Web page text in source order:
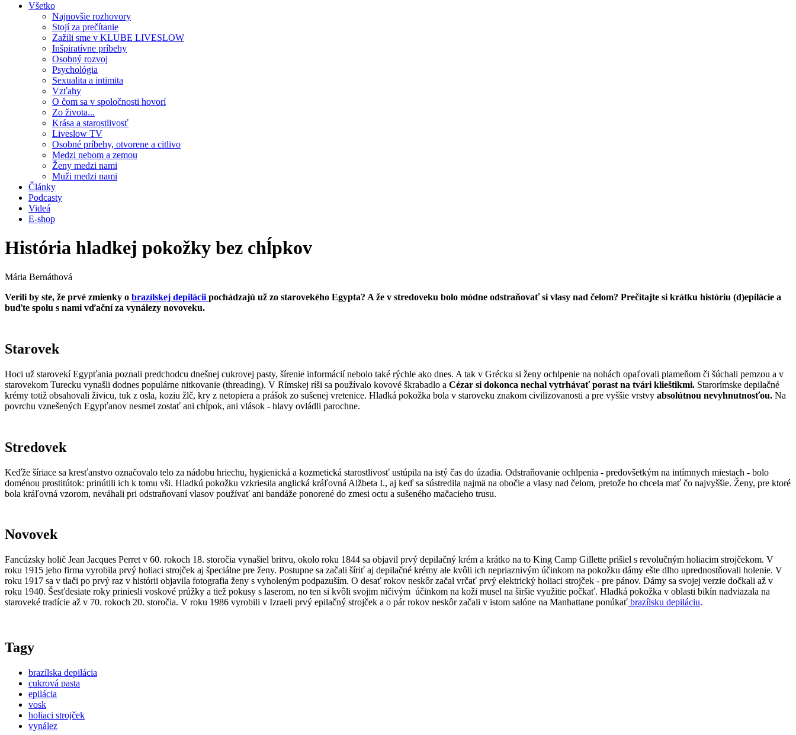
Všetko
Najnovšie rozhovory
Stojí za prečítanie
Zažili sme v KLUBE LIVESLOW
Inšpiratívne príbehy
Osobný rozvoj
Psychológia
Sexualita a intimita
Vzťahy
O čom sa v spoločnosti hovorí
Zo života...
Krása a starostlivosť
Liveslow TV
Osobné príbehy, otvorene a citlivo
Medzi nebom a zemou
Ženy medzi nami
Muži medzi nami
Články
Podcasty
Videá
E-shop
História hladkej pokožky bez chĺpkov
Mária Bernáthová
Verili by ste, že prvé zmienky o brazílskej depilácii pochádzajú už zo starovekého Egypta? A že v stredoveku bolo módne odstraňovať si vlasy nad čelom? Prečítajte si krátku históriu (d)epilácie a
buďte spolu s nami vďační za vynálezy novoveku.
Starovek
Hoci už starovekí Egypťania poznali predchodcu dnešnej cukrovej pasty, šírenie informácií nebolo také rýchle ako dnes. A tak v Grécku si ženy ochlpenie na nohách opaľovali plameňom či šúchali pemzou a v
starovekom Turecku vynašli dodnes populárne nitkovanie (threading). V Rímskej ríši sa používalo kovové škrabadlo a Cézar si dokonca nechal vytrhávať porast na tvári klieštikmi. Starorímske depilačné
krémy totiž obsahovali živicu, tuk z osla, koziu žlč, krv z netopiera a prášok zo sušenej vretenice. Hladká pokožka bola v staroveku znakom civilizovanosti a pre vyššie vrstvy absolútnou nevyhnutnosťou. Na
povrchu vznešených Egypťanov nesmel zostať ani chĺpok, ani vlások - hlavy ovládli parochne.
Stredovek
Keďže šíriace sa kresťanstvo označovalo telo za nádobu hriechu, hygienická a kozmetická starostlivosť ustúpila na istý čas do úzadia. Odstraňovanie ochlpenia - predovšetkým na intímnych miestach - bolo
doménou prostitútok: prinútili ich k tomu vši. Hladkú pokožku vzkriesila anglická kráľovná Alžbeta I., aj keď sa sústredila najmä na obočie a vlasy nad čelom, pretože ho chcela mať čo najvyššie. Ženy, pre ktoré
bola kráľovná vzorom, neváhali pri odstraňovaní vlasov používať ani bandáže ponorené do zmesi octu a sušeného mačacieho trusu.
Novovek
Fancúzsky holič Jean Jacques Perret v 60. rokoch 18. storočia vynašiel britvu, okolo roku 1844 sa objavil prvý depilačný krém a krátko na to King Camp Gillette prišiel s revolučným holiacim strojčekom. V
roku 1915 jeho firma vyrobila prvý holiaci strojček aj špeciálne pre ženy. Postupne sa začali šíriť aj depilačné krémy ale kvôli ich nepriaznivým účinkom na pokožku dámy ešte dlho uprednostňovali holenie. V
roku 1917 sa v tlači po prvý raz v histórii objavila fotografia ženy s vyholeným podpazuším. O desať rokov neskôr začal vrčať prvý elektrický holiaci strojček - pre pánov. Dámy sa svojej verzie dočkali až v
roku 1940. Šesťdesiate roky priniesli voskové prúžky a tiež pokusy s laserom, no ten si kvôli svojim ničivým účinkom na koži musel na širšie využitie počkať. Hladká pokožka v oblasti bikín nadviazala na
staroveké tradície až v 70. rokoch 20. storočia. V roku 1986 vyrobili v Izraeli prvý epilačný strojček a o pár rokov neskôr začali v istom salóne na Manhattane ponúkať brazílsku depiláciu.
Tagy
brazílska depilácia
cukrová pasta
epilácia
vosk
holiaci strojček
vynález